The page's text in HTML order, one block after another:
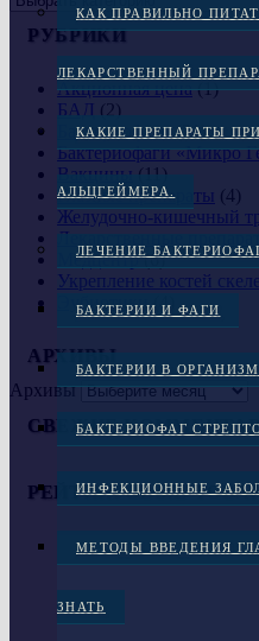
КАК ПРАВИЛЬНО
ЛЕКАРСТВЕННЫЙ
КАКИЕ ПРЕПАРАТЫ
АЛЬЦГЕЙМЕРА.
ЛЕЧЕНИЕ
БАКТЕРИИ И ФАГИ
БАКТЕРИИ В
БАКТЕРИОФАГ
ИНФЕКЦИОННЫЕ
МЕТОДЫ ВВЕДЕНИЯ
ЗНАТЬ
РУБРИКИ
Акционная цена(1)
БАД (2)
Бактериофаги(21)
Бактериофаги «Микро
Вакцины (11)
Глазные препараты (4)
Желудочно-кишечный
Лекарственные
Медцентр(6)
Укрепление костей
Эубиотики(4)
АРХИВЫ
Архивы
СВЕЖИЕ
РЕЙТИНГОВЫЕ